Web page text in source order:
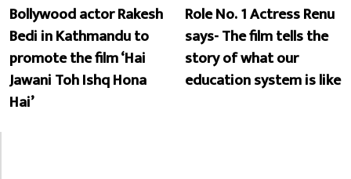
Bollywood actor Rakesh
Bedi in Kathmandu to
promote the film ‘Hai
Jawani Toh Ishq Hona
Hai’
Role No. 1 Actress Renu
says- The film tells the
story of what our
education system is like